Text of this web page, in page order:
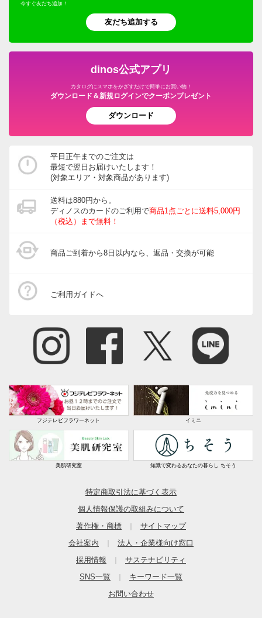
今すぐ友だち追加！
友だち追加する
dinos公式アプリ
カタログにスマホをかざすだけで簡単にお買い物！
ダウンロード＆新規ログインでクーポンプレゼント
ダウンロード
平日正午までのご注文は
最短で翌日お届けいたします！
(対象エリア・対象商品があります)
送料は880円から。
ディノスのカードのご利用で商品1点ごとに送料5,000円
（税込）まで無料！
商品ご到着から8日以内なら、返品・交換が可能
ご利用ガイドへ
フジテレビフラワーネット イミニ
美肌研究室 知識で変わるあなたの暮らし ちそう
特定商取引法に基づく表示
個人情報保護の取組みについて
著作権・商標
サイトマップ
会社案内
法人・企業様向け窓口
採用情報
サステナビリティ
SNS一覧
キーワード一覧
お問い合わせ